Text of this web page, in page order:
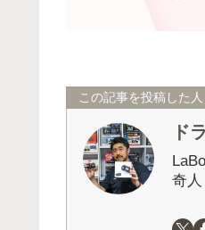
この記事を投稿した人
ド
奇